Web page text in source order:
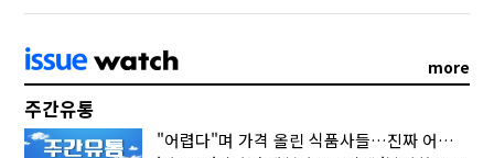
more
주간유통
"어렵다"며 가격 올린 식품사들…진짜 어려운 거 맞아?